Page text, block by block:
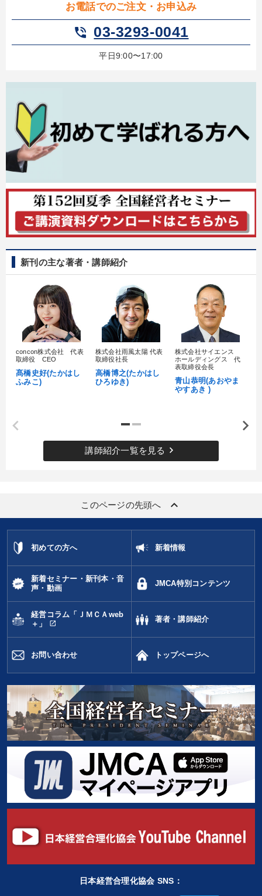
お電話でのご注文・お申込み
phone_in_talk 03-3293-0041
平日9:00〜17:00
新刊の主な著者・講師紹介
concon株式会社 代表
取締役 CEO
髙橋史好(たかはし
ふみこ)
株式会社雨風太陽 代表
取締役社長
高橋博之(たかはし
ひろゆき)
株式会社サイエンス
ホールディングス 代
表取締役会長
青山恭明(あおやま
やすあき )
講師紹介一覧を見る keyboard_arrow_right
このページの先頭へ keyboard_arrow_up
初めての方へ 新着情報
新着セミナー・新刊本・音
声・動画
JMCA特別コンテンツ
経営コラム「ＪＭＣＡweb
＋」
open_in_new
著者・講師紹介
お問い合わせ トップページへ
日本経営合理化協会 SNS：